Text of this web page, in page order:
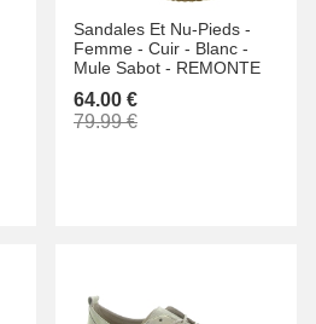
Sandales Et Nu-Pieds -
Femme - Cuir - Blanc -
Mule Sabot - REMONTE
64.00 €
79.99 €